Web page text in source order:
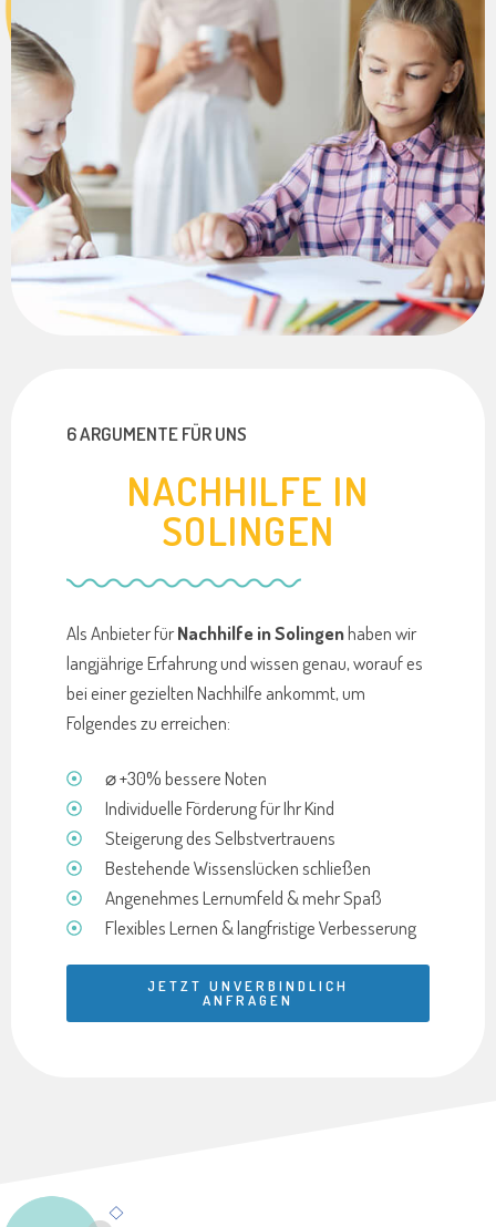
6 ARGUMENTE FÜR UNS
NACHHILFE IN
SOLINGEN
Als Anbieter fürNachhilfe in Solingenhaben wir
langjährige Erfahrung und wissen genau, worauf es
bei einer gezielten Nachhilfe ankommt, um
Folgendes zu erreichen:
⌀ +30% bessere Noten
Individuelle Förderung für Ihr Kind
Steigerung des Selbstvertrauens
Bestehende Wissenslücken schließen
Angenehmes Lernumfeld & mehr Spaß
Flexibles Lernen & langfristige Verbesserung
JETZT UNVERBINDLICH
ANFRAGEN